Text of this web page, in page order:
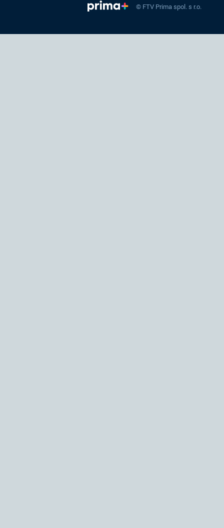
© FTV Prima spol. s r.o.